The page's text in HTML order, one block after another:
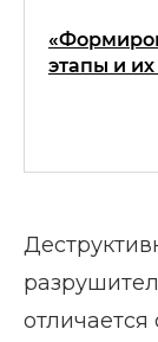
этапы и
отличается